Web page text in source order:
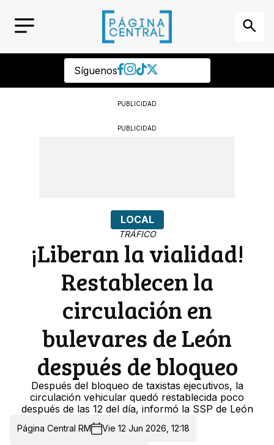
Síguenos
PUBLICIDAD
PUBLICIDAD
LOCAL
TRÁFICO
¡Liberan la vialidad!
Restablecen la
circulación en
bulevares de León
después de bloqueo
Después del bloqueo de taxistas ejecutivos, la
circulación vehicular quedó restablecida poco
después de las 12 del día, informó la SSP de León
Página Central RM Vie 12 Jun 2026, 12:18